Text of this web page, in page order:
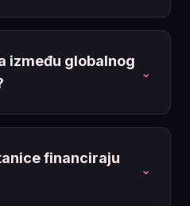
između globalnog
⌄
financiraju
⌄